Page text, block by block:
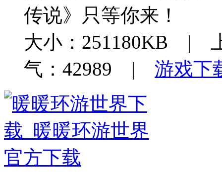
传说》只等你来！
大小：251180KB |
气：42989 | 游戏下